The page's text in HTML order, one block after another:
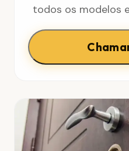
todos os modelos